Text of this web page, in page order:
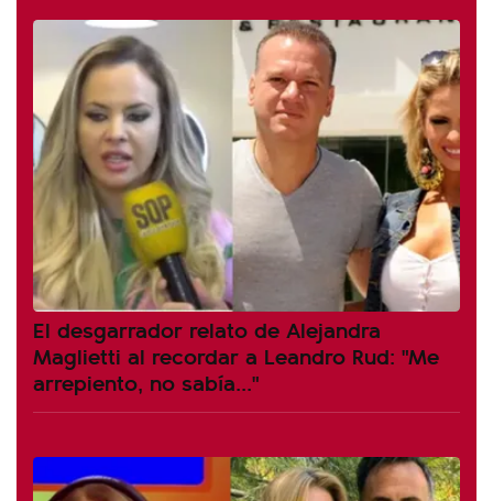
El desgarrador relato de Alejandra
Maglietti al recordar a Leandro Rud: "Me
arrepiento, no sabía..."